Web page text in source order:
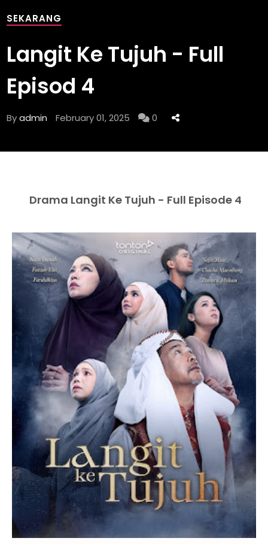
SEKARANG
Langit Ke Tujuh - Full
Episod 4
Byadmin February 01, 2025 0
Drama Langit Ke Tujuh - Full Episode 4